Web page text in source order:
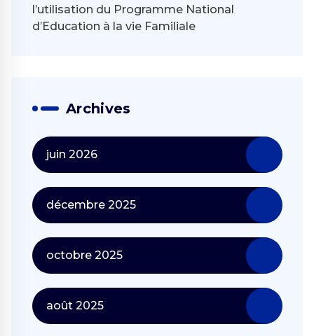
l’utilisation du Programme National
d’Education à la vie Familiale
Archives
juin 2026
décembre 2025
octobre 2025
août 2025